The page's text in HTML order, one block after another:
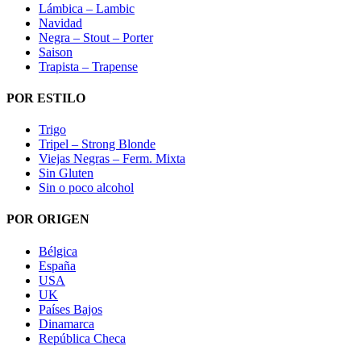
Lámbica – Lambic
Navidad
Negra – Stout – Porter
Saison
Trapista – Trapense
POR ESTILO
Trigo
Tripel – Strong Blonde
Viejas Negras – Ferm. Mixta
Sin Gluten
Sin o poco alcohol
POR ORIGEN
Bélgica
España
USA
UK
Países Bajos
Dinamarca
República Checa